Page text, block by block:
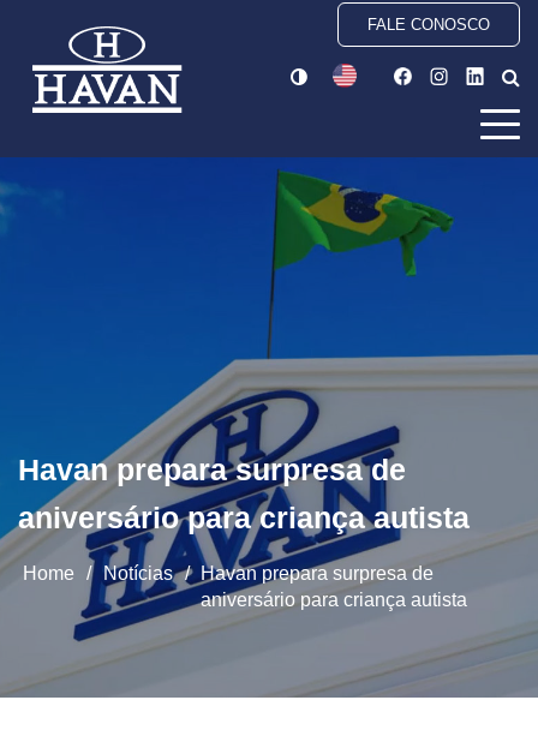
FALE CONOSCO
Havan prepara surpresa de
aniversário para criança autista
Home / Notícias /
Havan prepara surpresa de
aniversário para criança autista